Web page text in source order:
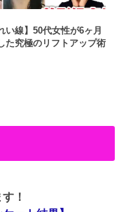
い線】50代女性が6ヶ月
た究極のリフトアップ術
！